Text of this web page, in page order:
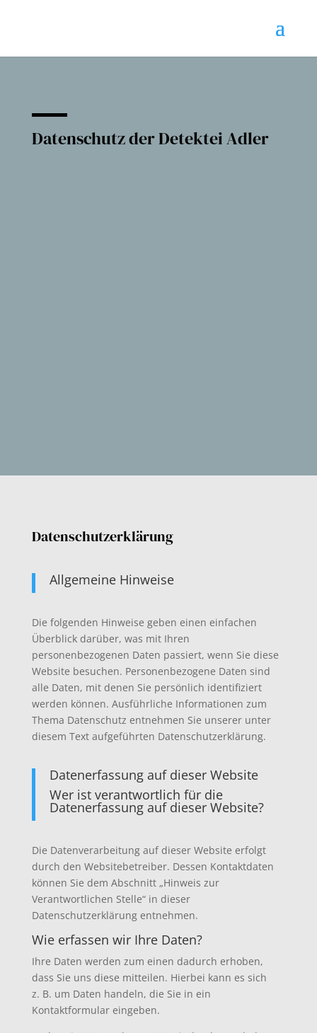
Datenschutz der Detektei Adler
Datenschutzerklärung
Allgemeine Hinweise
Die folgenden Hinweise geben einen einfachen
Überblick darüber, was mit Ihren
personenbezogenen Daten passiert, wenn Sie diese
Website besuchen. Personenbezogene Daten sind
alle Daten, mit denen Sie persönlich identifiziert
werden können. Ausführliche Informationen zum
Thema Datenschutz entnehmen Sie unserer unter
diesem Text aufgeführten Datenschutzerklärung.
Datenerfassung auf dieser Website
Wer ist verantwortlich für die
Datenerfassung auf dieser Website?
Die Datenverarbeitung auf dieser Website erfolgt
durch den Websitebetreiber. Dessen Kontaktdaten
können Sie dem Abschnitt „Hinweis zur
Verantwortlichen Stelle“ in dieser
Datenschutzerklärung entnehmen.
Wie erfassen wir Ihre Daten?
Ihre Daten werden zum einen dadurch erhoben,
dass Sie uns diese mitteilen. Hierbei kann es sich
z. B. um Daten handeln, die Sie in ein
Kontaktformular eingeben.